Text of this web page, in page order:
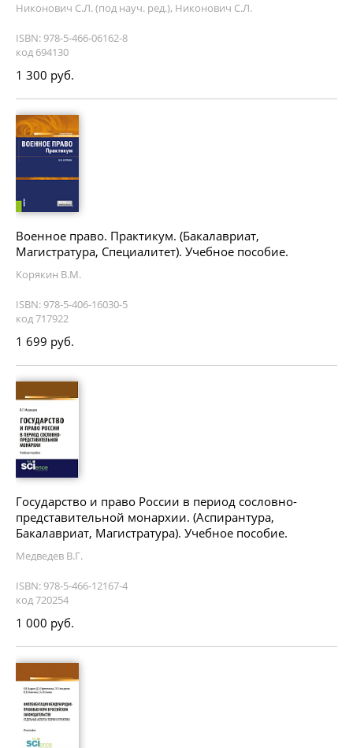
Никонович С.Л. (под науч. ред.), Никонович С.Л.
ISBN: 978-5-466-06162-8
код 694130
1 300 руб.
Военное право. Практикум. (Бакалавриат,
Магистратура, Специалитет). Учебное пособие.
Корякин В.М.
ISBN: 978-5-406-16030-5
код 717922
1 699 руб.
Государство и право России в период сословно-
представительной монархии. (Аспирантура,
Бакалавриат, Магистратура). Учебное пособие.
Медведев В.Г.
ISBN: 978-5-466-12167-4
код 720254
1 000 руб.